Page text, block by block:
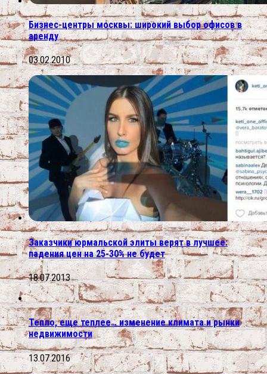
Бизнес-центры москвы: широкий выбор офисов в
аренду
03.02.2010
Заказчики юрмальской элиты верят в лучшее:
падения цен на 25-30% не будет
18.07.2013
Тепло, еще теплее… изменение климата и рынки
недвижимости
13.07.2016